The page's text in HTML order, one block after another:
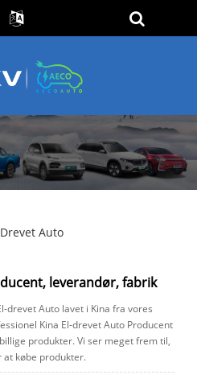
Auto
leverandør, fabrik
drevet Auto lavet i Kina fra vores
Kina El-drevet Auto Producent
produkter. Vi ser meget frem til,
købe produkter.